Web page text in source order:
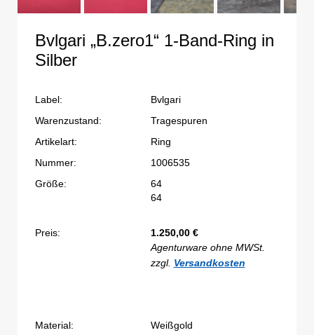
Bvlgari „B.zero1“ 1-Band-Ring in
Silber
Label:
Bvlgari
Warenzustand:
Tragespuren
Artikelart:
Ring
Nummer:
1006535
Größe:
64
64
Preis: 1.250,00 €
Agenturware ohne MWSt.
zzgl. Versandkosten
Material:
Weißgold